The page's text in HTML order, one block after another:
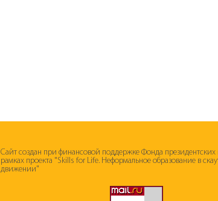
Сайт создан при финансовой поддержке Фонда президентских
рамках проекта "Skills for Life. Неформальное образование в
движении"